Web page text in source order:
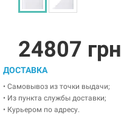
24807 грн
ДОСТАВКА
• Самовывоз из точки выдачи;
• Из пункта службы доставки;
• Курьером по адресу.